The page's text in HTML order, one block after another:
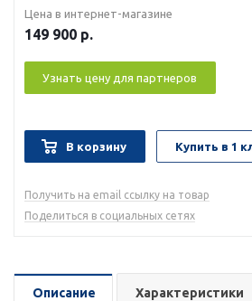
Цена в интернет-магазине
149 900 р.
Узнать цену для партнеров
В корзину Купить в 1
Получить на email ссылку на товар
Поделиться в социальных сетях
Описание Характеристики